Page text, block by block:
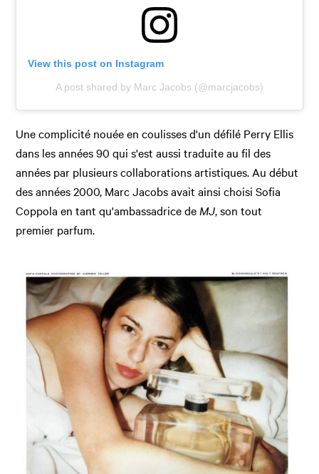
View this post on Instagram
A post shared by Marc Jacobs (@marcjacobs)
Une complicité nouée en coulisses d'un défilé Perry Ellis
dans les années 90 qui s'est aussi traduite au fil des
années par plusieurs collaborations artistiques. Au début
des années 2000, Marc Jacobs avait ainsi choisi Sofia
Coppola en tant qu'ambassadrice de MJ, son tout
premier parfum.